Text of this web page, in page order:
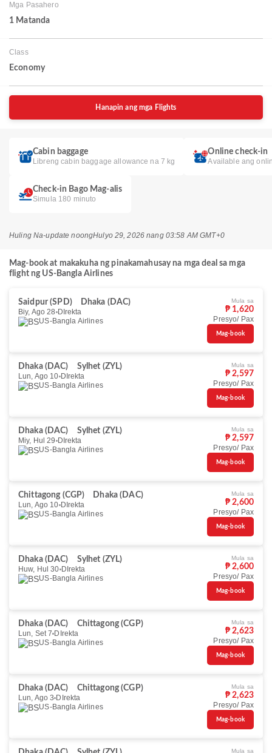
Mga Pasahero
1 Matanda
Class
Economy
Hanapin ang mga Flights
Cabin baggage
Libreng cabin baggage allowance na 7 kg
Online check-in
Available ang
Check-in Bago Mag-alis
Simula 180 minuto
Huling Na-update noongHulyo 29, 2026 nang 03:58 AM GMT+0
Mag-book at makakuha ng pinakamahusay na mga deal sa mga
flight ng US-Bangla Airlines
Saidpur (SPD)
Dhaka (DAC)
Biy, Ago 28 DIrekta
US-Bangla Airlines
Mula sa
₱ 1,620
Presyo/ Pax
Mag-book
Dhaka (DAC)
Sylhet (ZYL)
Lun, Ago 10 DIrekta
US-Bangla Airlines
Mula sa
₱ 2,597
Presyo/ Pax
Mag-book
Dhaka (DAC)
Sylhet (ZYL)
Miy, Hul 29 DIrekta
US-Bangla Airlines
Mula sa
₱ 2,597
Presyo/ Pax
Mag-book
Chittagong (CGP)
Dhaka (DAC)
Lun, Ago 10 DIrekta
US-Bangla Airlines
Mula sa
₱ 2,600
Presyo/ Pax
Mag-book
Dhaka (DAC)
Sylhet (ZYL)
Huw, Hul 30 DIrekta
US-Bangla Airlines
Mula sa
₱ 2,600
Presyo/ Pax
Mag-book
Dhaka (DAC)
Chittagong (CGP)
Lun, Set 7 DIrekta
US-Bangla Airlines
Mula sa
₱ 2,623
Presyo/ Pax
Mag-book
Dhaka (DAC)
Chittagong (CGP)
Lun, Ago 3 DIrekta
US-Bangla Airlines
Mula sa
₱ 2,623
Presyo/ Pax
Mag-book
Mula sa